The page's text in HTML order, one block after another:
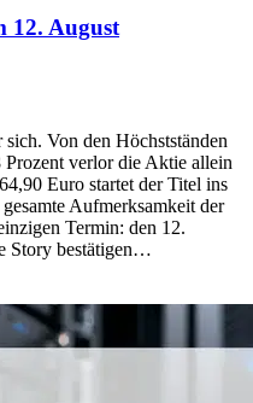
12. August
Von den Höchstständen
verlor die Aktie allein
Euro startet der Titel ins
Aufmerksamkeit der
Termin: den 12.
Story bestätigen…